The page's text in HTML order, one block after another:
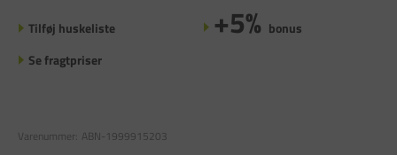
Tilføj huskeliste +5% bonus
Se fragtpriser
Varenummer: ABN-1999915203